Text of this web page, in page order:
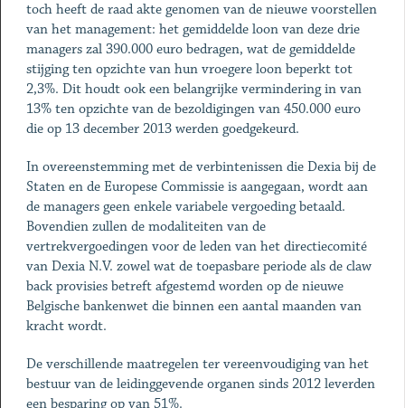
toch heeft de raad akte genomen van de nieuwe voorstellen
van het management: het gemiddelde loon van deze drie
managers zal 390.000 euro bedragen, wat de gemiddelde
stijging ten opzichte van hun vroegere loon beperkt tot
2,3%. Dit houdt ook een belangrijke vermindering in van
13% ten opzichte van de bezoldigingen van 450.000 euro
die op 13 december 2013 werden goedgekeurd.
In overeenstemming met de verbintenissen die Dexia bij de
Staten en de Europese Commissie is aangegaan, wordt aan
de managers geen enkele variabele vergoeding betaald.
Bovendien zullen de modaliteiten van de
vertrekvergoedingen voor de leden van het directiecomité
van Dexia N.V. zowel wat de toepasbare periode als de claw
back provisies betreft afgestemd worden op de nieuwe
Belgische bankenwet die binnen een aantal maanden van
kracht wordt.
De verschillende maatregelen ter vereenvoudiging van het
bestuur van de leidinggevende organen sinds 2012 leverden
een besparing op van 51%.